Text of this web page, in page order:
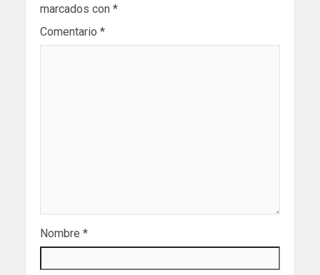
marcados con *
Comentario *
Nombre *